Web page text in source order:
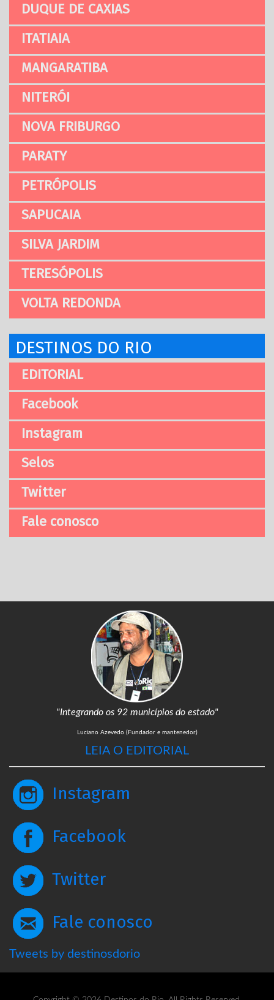
DUQUE DE CAXIAS
ITATIAIA
MANGARATIBA
NITERÓI
NOVA FRIBURGO
PARATY
PETRÓPOLIS
SAPUCAIA
SILVA JARDIM
TERESÓPOLIS
VOLTA REDONDA
DESTINOS DO RIO
EDITORIAL
Facebook
Instagram
Selos
Twitter
Fale conosco
"Integrando os 92 municípios do estado"
Luciano Azevedo (Fundador e mantenedor)
LEIA O EDITORIAL
Instagram
Facebook
Twitter
Fale conosco
Tweets by destinosdorio